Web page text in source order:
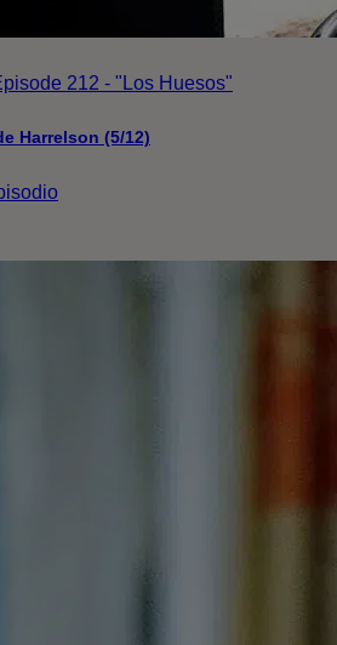
212 - "Los Huesos"
Harrelson (5/12)